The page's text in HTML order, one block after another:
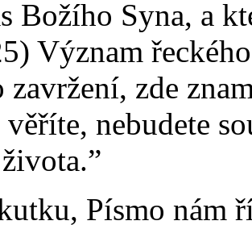
Božího Syna, a
Význam
zavržení, zde
věříte, nebudete
Písmo nám